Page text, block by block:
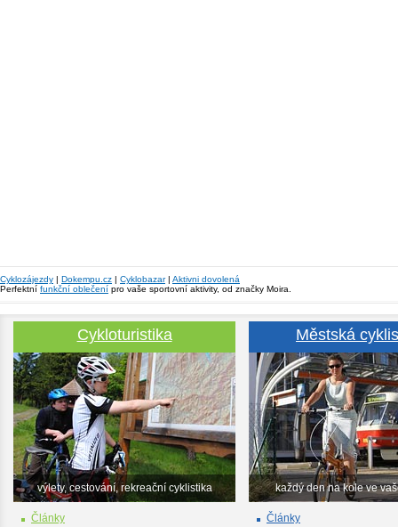
Cyklozájezdy | Dokempu.cz | Cyklobazar| Aktivni dovolená
Perfektní funkční oblečení pro vaše sportovní aktivity, od značky Moira.
Cykloturistika
výlety, cestování, rekreační cyklistika
Články
Městská
každý den na kole ve
Články